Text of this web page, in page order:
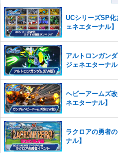
また、過度な利用規約の違反や、弊
った場合は、法的措置をとらせてい
かじめご理解くださいませ。
UCシリーズSP
ェネエターナル】
アルトロンガン
ジェネエターナル
ヘビーアームズ
ネエターナル】
ラクロアの勇者
ナル】